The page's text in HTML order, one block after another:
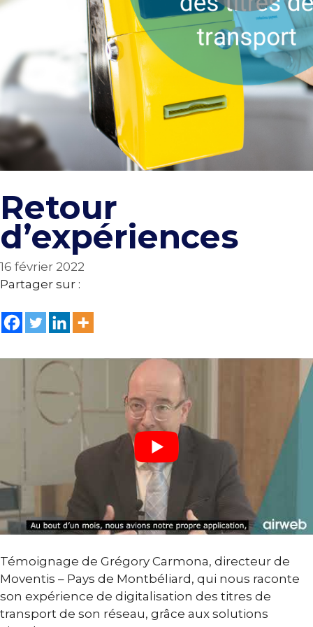
Retour
d’expériences
16 février 2022
Partager sur :
Témoignage de Grégory Carmona, directeur de
Moventis – Pays de Montbéliard, qui nous raconte
son expérience de digitalisation des titres de
transport de son réseau, grâce aux solutions